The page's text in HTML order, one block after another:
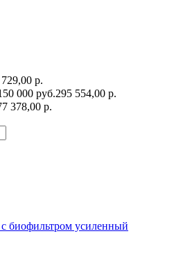
р.
000 руб.295 554,00 р.
378,00 р.
биофильтром усиленный